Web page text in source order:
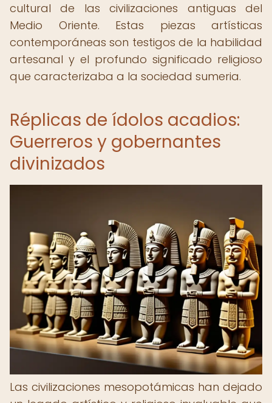
cultural de las civilizaciones antiguas del
Medio Oriente. Estas piezas artísticas
contemporáneas son testigos de la habilidad
artesanal y el profundo significado religioso
que caracterizaba a la sociedad sumeria.
Réplicas de ídolos acadios:
Guerreros y gobernantes
divinizados
Las civilizaciones mesopotámicas han dejado